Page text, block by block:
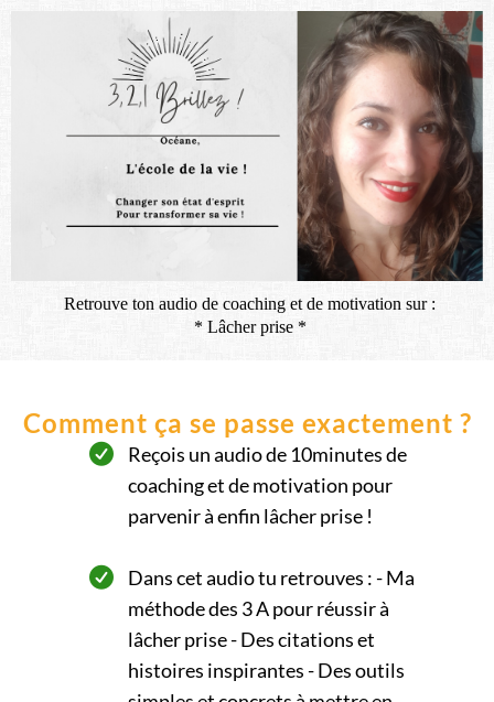
Retrouve ton audio de coaching et de motivation sur :
* Lâcher prise *
Comment ça se passe exactement ?
Reçois un audio de 10minutes de
coaching et de motivation pour
parvenir à enfin lâcher prise !
Dans cet audio tu retrouves : - Ma
méthode des 3 A pour réussir à
lâcher prise - Des citations et
histoires inspirantes - Des outils